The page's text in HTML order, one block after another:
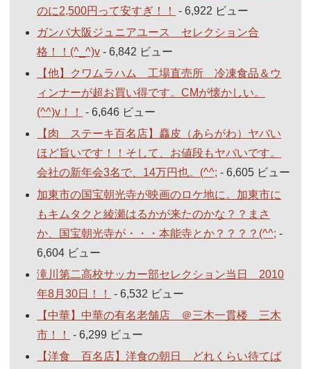
のに2,500円って安すぎ！！
- 6,922 ビュー
ガンバ大阪ジュニアユース セレクション合
格！！(^_^)v - 6,842 ビュー
【他】クワムラハム 工場直売所 冷凍食品＆ウ
ィンナーが超お買い得です。CMが懐かしい。
(^^)v！！
- 6,646 ビュー
【肉 ステーキ百名店】麤皮（あらがわ）ヤバい
ほど旨いです！！そして、お値段もヤバいです。
会社の新年会3名で、14万円也。(^^; - 6,605 ビュー
加東市の国宝朝光寺が映画のロケ地に。加東市に
もキムタクと綾瀬はるかが来たのかな？？まさ
か、国宝朝光寺が・・・本能寺とか？？？？(^^; -
6,604 ビュー
滝川第二高校サッカー部セレクション当日 2010
年8月30日！！
- 6,532 ビュー
【中華】中華の有名老舗店 ＠三木一貫楼 三木
市！！
- 6,299 ビュー
【洋食 百名店】洋食の朝日 どれくらい待てば